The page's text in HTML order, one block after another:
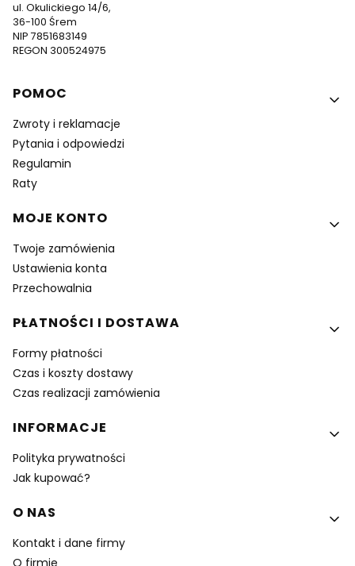
ul. Okulickiego 14/6,
36-100 Śrem
NIP 7851683149
REGON 300524975
Linki w stopce
POMOC
Zwroty i reklamacje
Pytania i odpowiedzi
Regulamin
Raty
MOJE KONTO
Twoje zamówienia
Ustawienia konta
Przechowalnia
PŁATNOŚCI I DOSTAWA
Formy płatności
Czas i koszty dostawy
Czas realizacji zamówienia
INFORMACJE
Polityka prywatności
Jak kupować?
O NAS
Kontakt i dane firmy